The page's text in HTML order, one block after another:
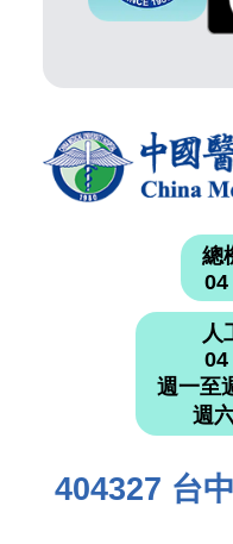
總
04
人
04
週一至
週
404327 台